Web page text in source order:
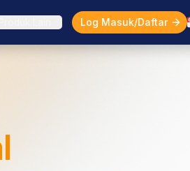
Log Masuk/Daftar